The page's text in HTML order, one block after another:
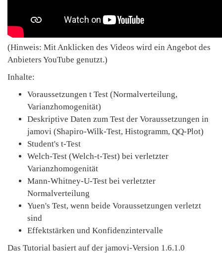
(Hinweis: Mit Anklicken des Videos wird ein Angebot des
Anbieters YouTube genutzt.)
Inhalte:
Voraussetzungen t Test (Normalverteilung,
Varianzhomogenität)
Deskriptive Daten zum Test der Voraussetzungen in
jamovi (Shapiro-Wilk-Test, Histogramm, QQ-Plot)
Student's t-Test
Welch-Test (Welch-t-Test) bei verletzter
Varianzhomogenität
Mann-Whitney-U-Test bei verletzter
Normalverteilung
Yuen's Test, wenn beide Voraussetzungen verletzt
sind
Effektstärken und Konfidenzintervalle
Das Tutorial basiert auf der jamovi-Version 1.6.1.0